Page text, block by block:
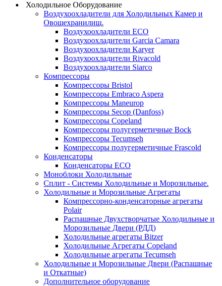
Холодильное Оборудование
Воздухоохладители для Холодильных Камер и
Овощехранилищ.
Воздухоохладители ECO
Воздухоохладители Garcia Camara
Воздухоохладители Karyer
Воздухоохладители Rivacold
Воздухоохладители Siarco
Компрессоры
Компрессоры Bristol
Компрессоры Embraco Aspera
Компрессоры Maneurop
Компрессоры Secop (Danfoss)
Компрессоры Copeland
Компрессоры полугерметичные Bock
Компрессоры Tecumseh
Компрессоры полугерметичные Frascold
Конденсаторы
Конденсаторы ECO
Моноблоки Холодильные
Сплит - Системы Холодильные и Морозильные.
Холодильные и Морозильные Агрегаты
Компрессорно-конденсаторные агрегаты
Polair
Распашные Двухстворчатые Холодильные и
Морозильные Двери (РДД)
Холодильные агрегаты Bitzer
Холодильные Агрегаты Copeland
Холодильные агрегаты Tecumseh
Холодильные и Морозильные Двери (Распашные
и Откатные)
Дополнительное оборудование